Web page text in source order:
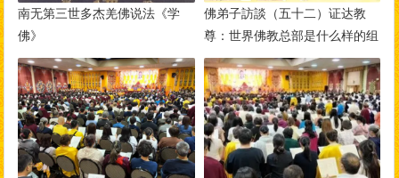
南无第三世多杰羌佛说法《学
佛》
佛弟子訪談（五十二）证达教
尊：世界佛教总部是什么样的组
织？佛教与其他宗教的区别？佛
教称为谛教的真实含义！